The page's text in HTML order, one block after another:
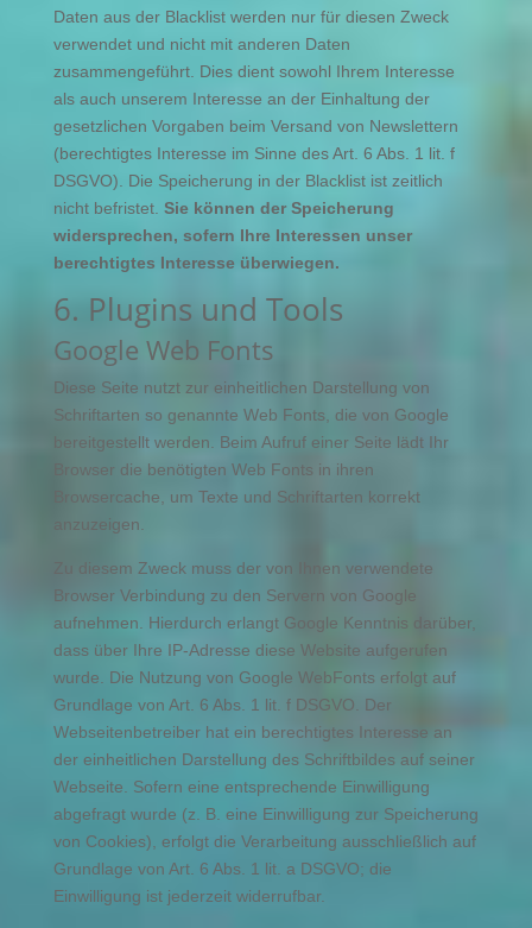
Daten aus der Blacklist werden nur für diesen Zweck
verwendet und nicht mit anderen Daten
zusammengeführt. Dies dient sowohl Ihrem Interesse
als auch unserem Interesse an der Einhaltung der
gesetzlichen Vorgaben beim Versand von Newslettern
(berechtigtes Interesse im Sinne des Art. 6 Abs. 1 lit. f
DSGVO). Die Speicherung in der Blacklist ist zeitlich
nicht befristet. Sie können der Speicherung
widersprechen, sofern Ihre Interessen unser
berechtigtes Interesse überwiegen.
6. Plugins und Tools
Google Web Fonts
Diese Seite nutzt zur einheitlichen Darstellung von
Schriftarten so genannte Web Fonts, die von Google
bereitgestellt werden. Beim Aufruf einer Seite lädt Ihr
Browser die benötigten Web Fonts in ihren
Browsercache, um Texte und Schriftarten korrekt
anzuzeigen.
Zu diesem Zweck muss der von Ihnen verwendete
Browser Verbindung zu den Servern von Google
aufnehmen. Hierdurch erlangt Google Kenntnis darüber,
dass über Ihre IP-Adresse diese Website aufgerufen
wurde. Die Nutzung von Google WebFonts erfolgt auf
Grundlage von Art. 6 Abs. 1 lit. f DSGVO. Der
Webseitenbetreiber hat ein berechtigtes Interesse an
der einheitlichen Darstellung des Schriftbildes auf seiner
Webseite. Sofern eine entsprechende Einwilligung
abgefragt wurde (z. B. eine Einwilligung zur Speicherung
von Cookies), erfolgt die Verarbeitung ausschließlich auf
Grundlage von Art. 6 Abs. 1 lit. a DSGVO; die
Einwilligung ist jederzeit widerrufbar.